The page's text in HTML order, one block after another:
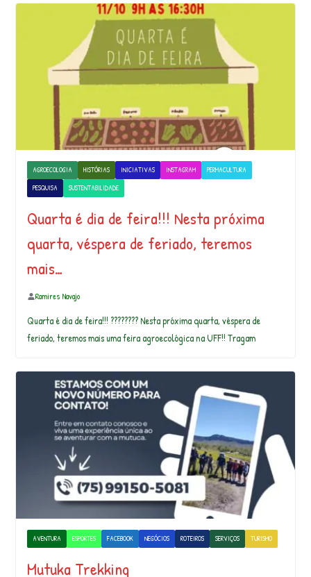
AGROECOLOGIA HISTÓRIAS INICIATIVAS INSTAGRAM
PERMACULTURA
PESQUISA
SUSTENTABILIDADE
Quarta é dia de feira!!! Nesta próxima
quarta, véspera de feriado, teremos
mais…
Ramires Navajo
Quarta é dia de feira!!! ???????? Nesta próxima quarta, véspera de
feriado, teremos mais uma feira agroecológica na UFF!! Tragam
AVENTURA ESPORTES FACEBOOK NEGÓCIOS ROTEIROS SERVIÇOS TURISMO
Mutuka Trekking